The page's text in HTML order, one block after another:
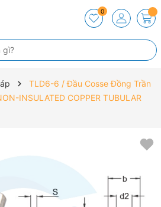
0
TLD6-6 / Đầu Cosse Đồng Trần
INSULATED COPPER TUBULAR